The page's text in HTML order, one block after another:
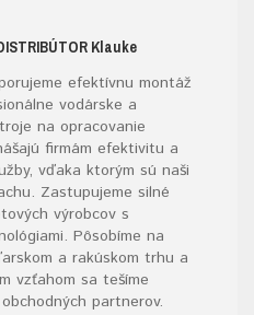
Klauke
efektívnu montáž
vodárske a
na opracovanie
firmám efektivitu a
vďaka ktorým sú naši
Zastupujeme silné
výrobcov s
Pôsobíme na
a rakúskom trhu a
vzťahom sa tešíme
partnerov.